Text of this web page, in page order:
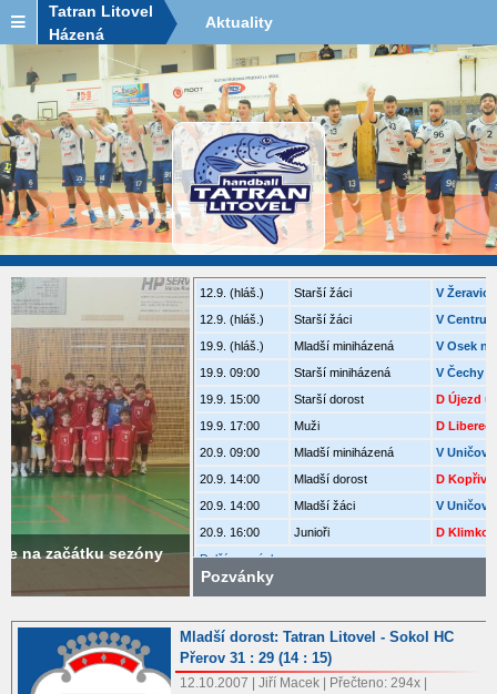
Tatran Litovel
Házená
Aktuality
12.9. (hláš.) Starší žáci
V Žeravice
12.9. (hláš.)
Starší žáci
V Centrum Haná (v Žeravice)
19.9. (hláš.)
Mladší miniházená
V Osek n.B.
19.9. 09:00
Starší miniházená
V Čechy p. Kos.
19.9. 15:00
Starší dorost
D Újezd u Brna
19.9. 17:00
Muži
D Liberec
20.9. 09:00
Mladší miniházená
V Uničov
20.9. 14:00
Mladší dorost
D Kopřivnice
20.9. 14:00
Mladší žáci
V Uničov
20.9. 16:00
Junioři
D Klimkovice A
Další pozvánky...
Mladší dorost: Tatran Litovel - Sokol HC
Přerov 31 : 29 (14 : 15)
12.10.2007 | Jiří Macek | Přečteno: 294x |